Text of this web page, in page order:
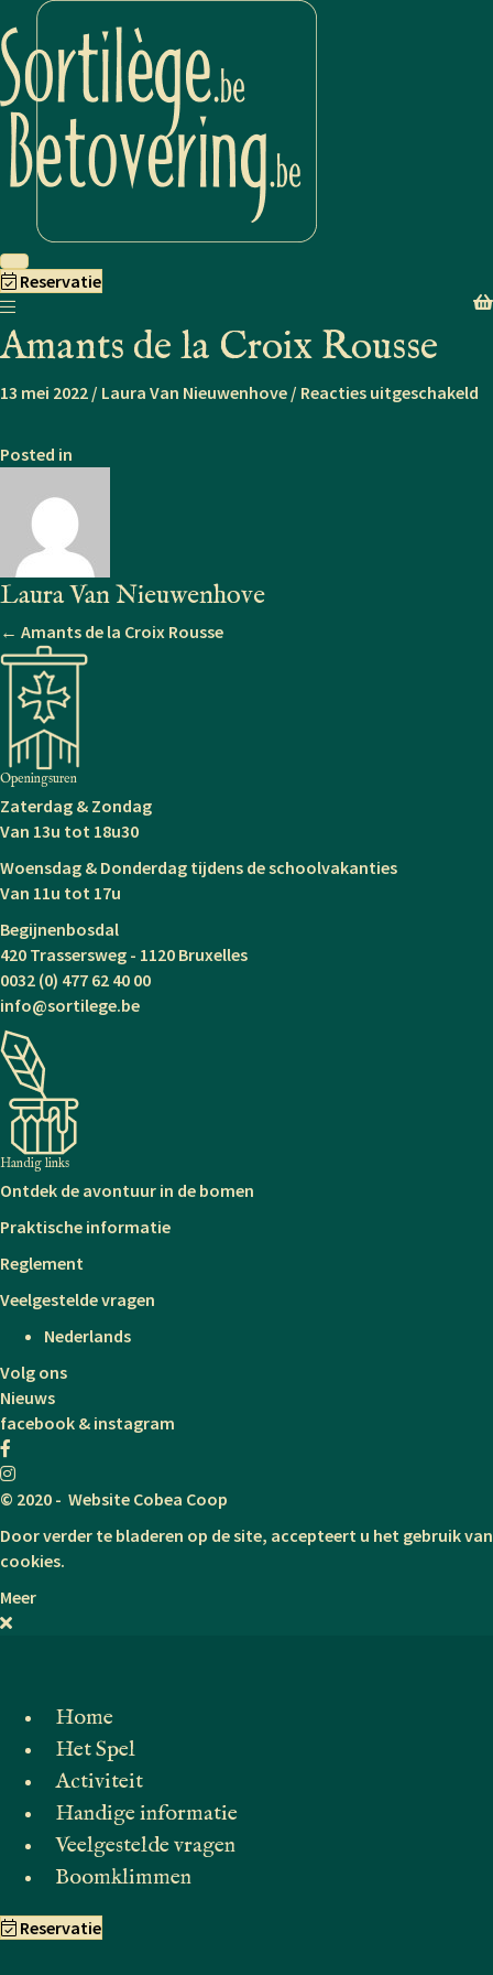
Reservatie
Amants de la Croix Rousse
13 mei 2022 / Laura Van Nieuwenhove / Reacties uitgeschakeld
Posted in
Laura Van Nieuwenhove
Posts
navigation
← Amants de la Croix Rousse
Openingsuren
Zaterdag & Zondag
Van 13u tot 18u30
Woensdag & Donderdag tijdens de schoolvakanties
Van 11u tot 17u
Begijnenbosdal
420 Trassersweg - 1120 Bruxelles
0032 (0) 477 62 40 00
info@sortilege.be
Handig links
Ontdek de avontuur in de bomen
Praktische informatie
Reglement
Veelgestelde vragen
Nederlands
Volg ons
Nieuws
facebook & instagram
© 2020 - Website Cobea Coop
Door verder te bladeren op de site, accepteert u het gebruik van
cookies.
Meer
Home
Het Spel
Activiteit
Handige informatie
Veelgestelde vragen
Boomklimmen
Reservatie